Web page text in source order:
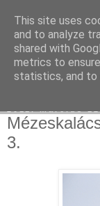
Moha
3.
This site uses
and to analyze
shared with
metrics to
statistics, and to